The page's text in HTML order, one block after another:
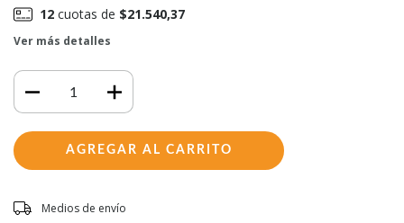
12cuotas de $21.540,37
Ver más detalles
Entregas para el CP:
Medios de envío